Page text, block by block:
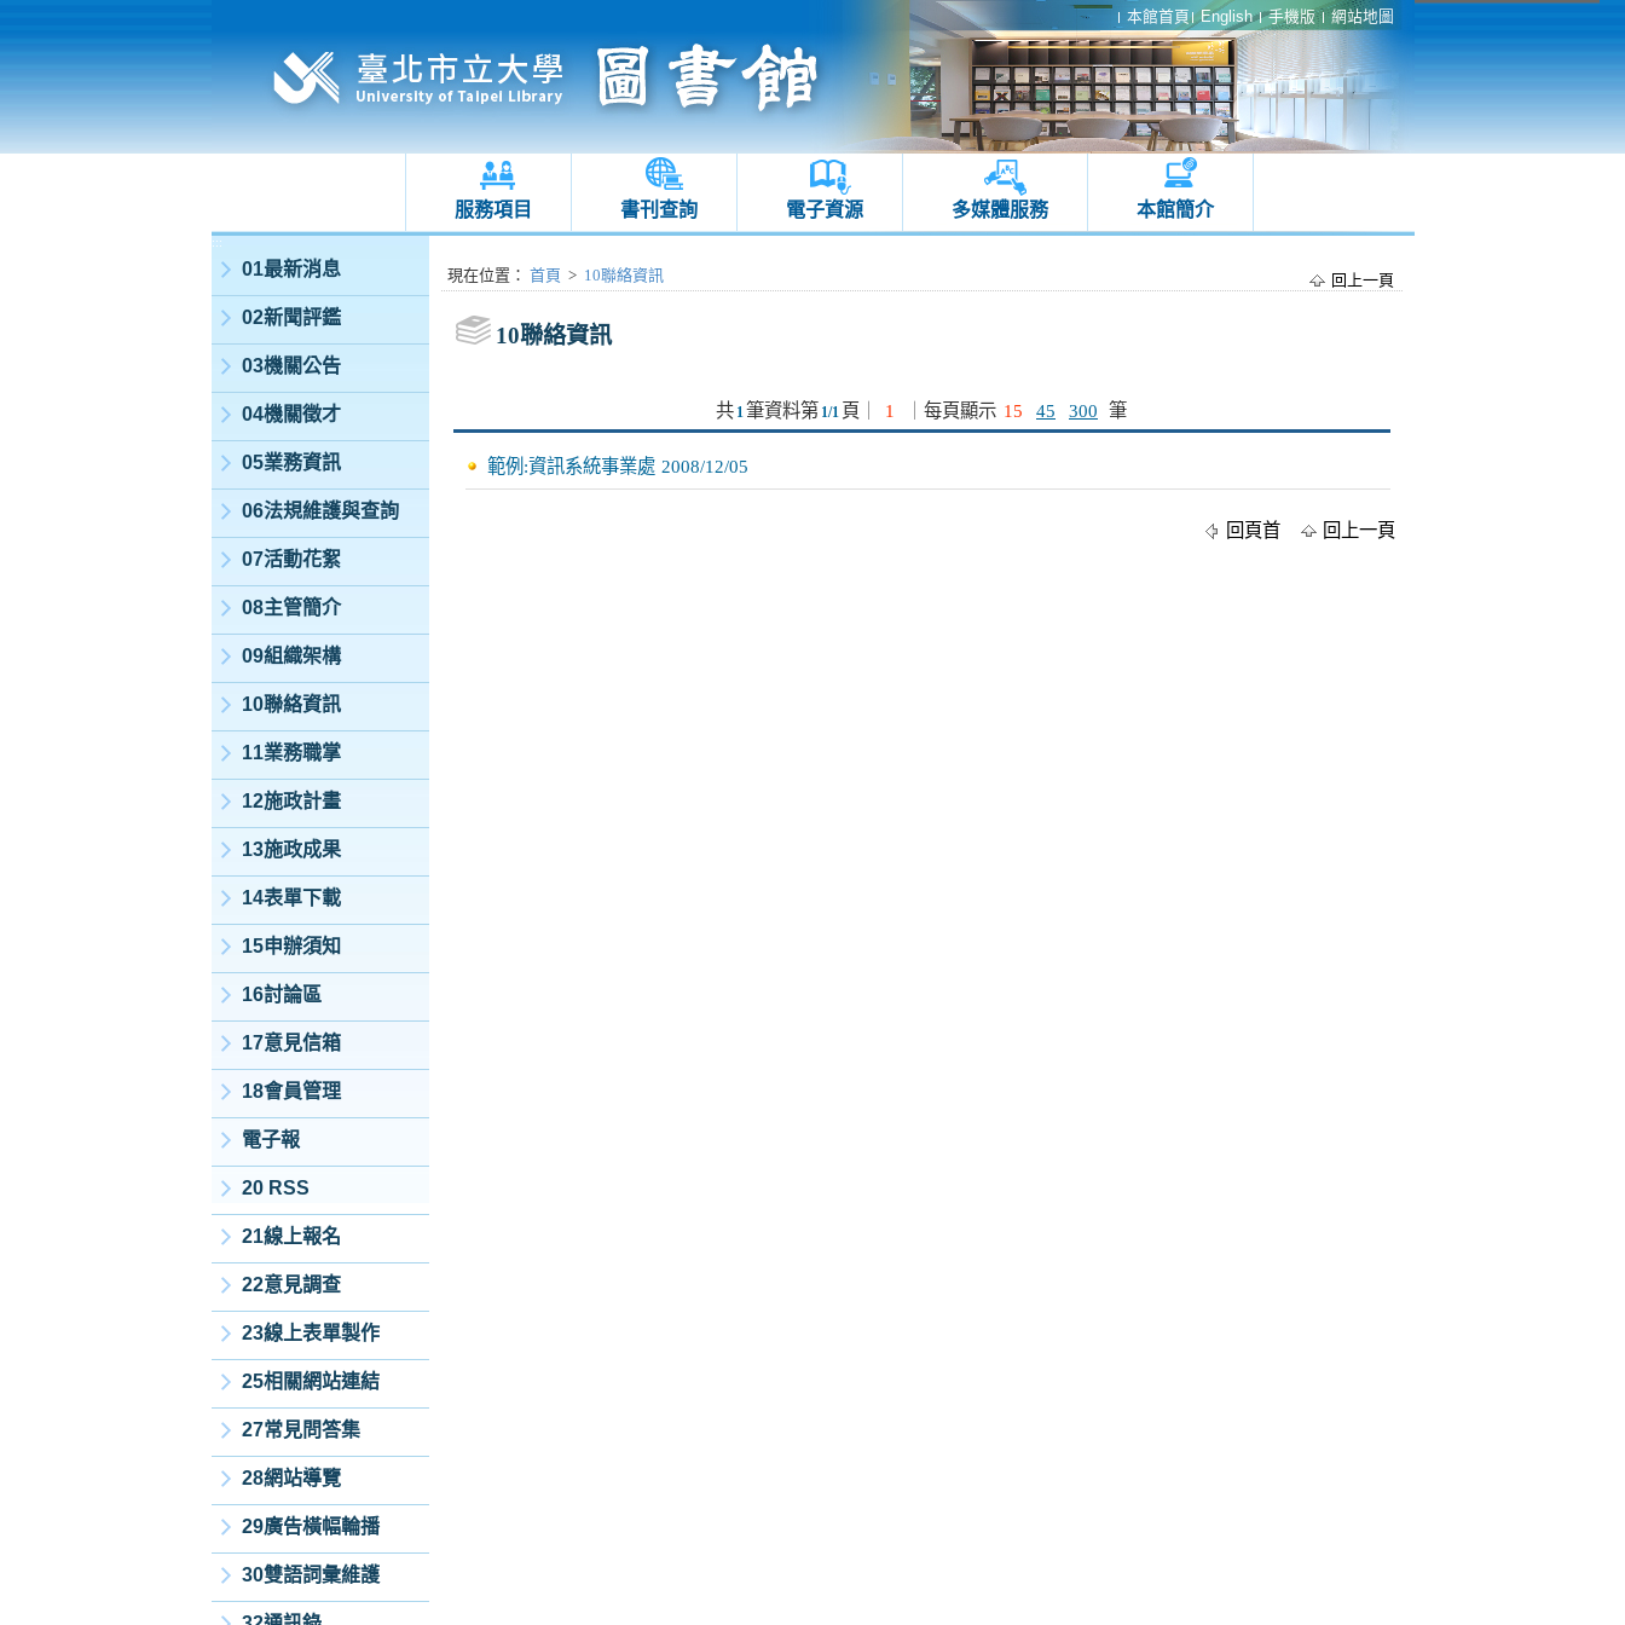
本館首頁 English 手機版 網站地圖
服務項目 書刊查詢 電子資源 多媒體服務 本館簡介
:::
01最新消息
02新聞評鑑
03機關公告
04機關徵才
05業務資訊
06法規維護與查詢
07活動花絮
08主管簡介
09組織架構
10聯絡資訊
11業務職掌
12施政計畫
13施政成果
14表單下載
15申辦須知
16討論區
17意見信箱
18會員管理
電子報
20 RSS
21線上報名
22意見調查
23線上表單製作
25相關網站連結
27常見問答集
28網站導覽
29廣告橫幅輪播
30雙語詞彙維護
:::現在位置 ： 首頁 > 10聯絡資訊 回上一頁
10聯絡資訊
共 1筆資料第 1/1 頁 1 每頁顯示 15 45 300 筆
範例:資訊系統事業處 2008/12/05
回頁首 回上一頁